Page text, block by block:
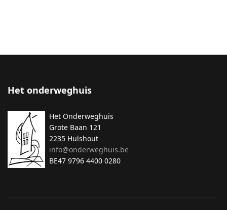
Het onderweghuis
Het Onderweghuis
Grote Baan 121
2235 Hulshout
info@onderweghuis.be
BE47 9796 4400 0280